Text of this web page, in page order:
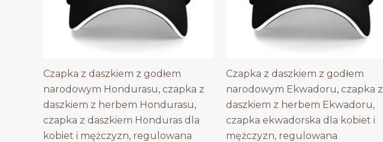
Czapka z daszkiem z godłem
narodowym Hondurasu, czapka z
daszkiem z herbem Hondurasu,
czapka z daszkiem Honduras dla
kobiet i mężczyzn, regulowana
Czapka z daszkiem z godłem
narodowym Ekwadoru, czapka z
daszkiem z herbem Ekwadoru,
czapka ekwadorska dla kobiet i
mężczyzn, regulowana